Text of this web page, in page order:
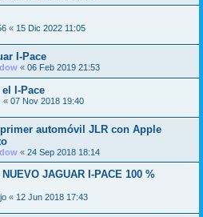
« 15 Dic 2022 11:05
I-Pace
« 06 Feb 2019 21:53
I-Pace
« 07 Nov 2018 19:40
automóvil JLR con Apple
« 24 Sep 2018 18:14
JAGUAR I-PACE 100 %
« 12 Jun 2018 17:43